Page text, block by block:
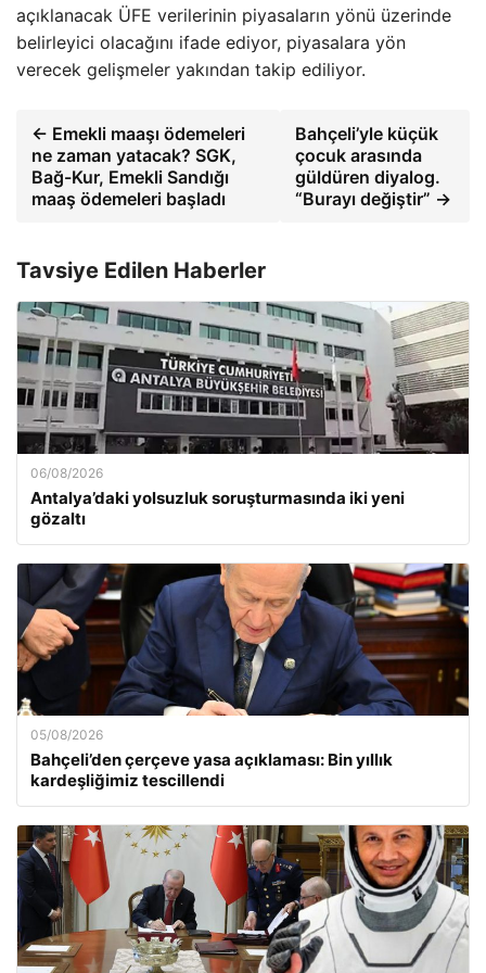
açıklanacak ÜFE verilerinin piyasaların yönü üzerinde
belirleyici olacağını ifade ediyor, piyasalara yön
verecek gelişmeler yakından takip ediliyor.
← Emekli maaşı ödemeleri
ne zaman yatacak? SGK,
Bağ-Kur, Emekli Sandığı
maaş ödemeleri başladı
Bahçeli’yle küçük
çocuk arasında
güldüren diyalog.
“Burayı değiştir” →
Tavsiye Edilen Haberler
06/08/2026
Antalya’daki yolsuzluk soruşturmasında iki yeni
gözaltı
05/08/2026
Bahçeli’den çerçeve yasa açıklaması: Bin yıllık
kardeşliğimiz tescillendi